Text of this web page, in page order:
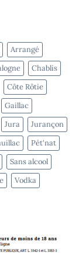
Arrangé
Chablis
Côte Rôtie
Gaillac
Jura
Jurançon
Pét'nat
Sans alcool
Vodka